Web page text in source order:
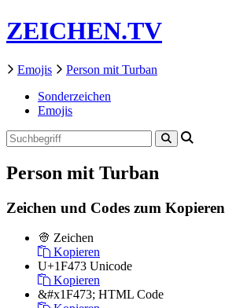
ZEICHEN.TV
Emojis
Person mit Turban
Sonderzeichen
Emojis
Person mit Turban
Zeichen und Codes zum Kopieren
👳 Zeichen
Kopieren
U+1F473 Unicode
Kopieren
&#x1F473; HTML Code